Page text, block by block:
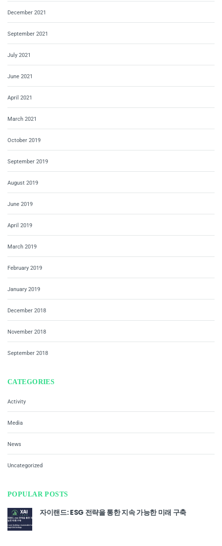
December 2021
September 2021
July 2021
June 2021
April 2021
March 2021
October 2019
September 2019
August 2019
June 2019
April 2019
March 2019
February 2019
January 2019
December 2018
November 2018
September 2018
CATEGORIES
Activity
Media
News
Uncategorized
POPULAR POSTS
자이랜드: ESG 전략을 통한 지속 가능한 미래 구축